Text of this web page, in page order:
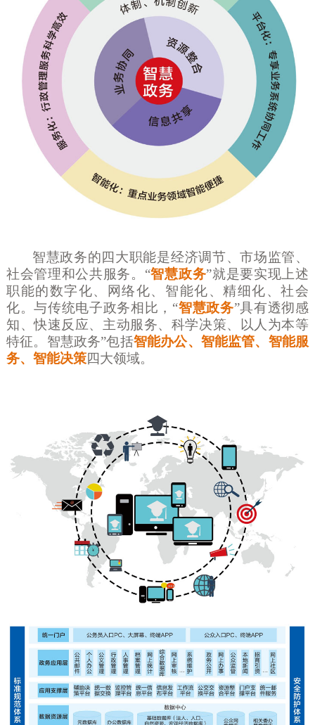
智慧政务的四大职能是经济调节、市场监管、
社会管理和公共服务。 “智慧政务”就是要实现上述
职能的数字化、网络化、智能化、精细化、社会
化。与传统电子政务相比，“智慧政务”具有透彻感
知、快速反应、主动服务、科学决策、以人为本等
特征。智慧政务”包括智能办公、智能监管、智能服
务、智能决策四大领域。